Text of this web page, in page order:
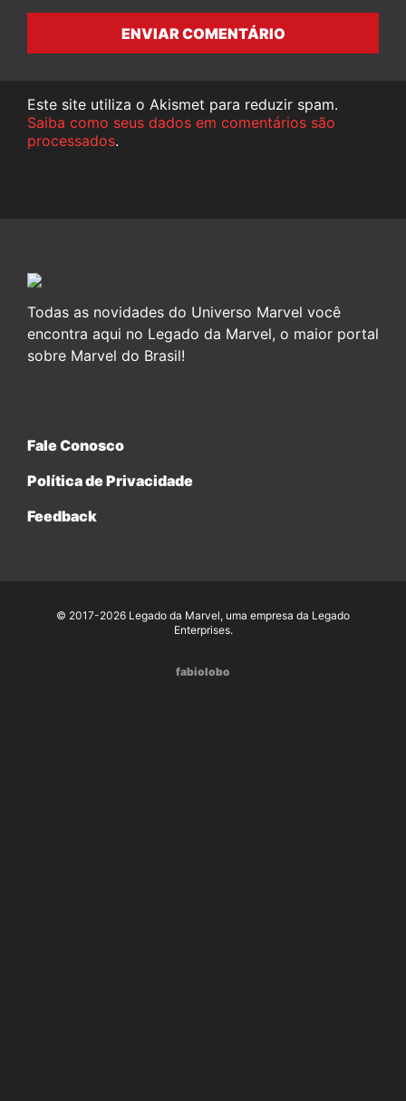
ENVIAR COMENTÁRIO
Este site utiliza o Akismet para reduzir spam.
Saiba como seus dados em comentários são
processados.
Todas as novidades do Universo Marvel você
encontra aqui no Legado da Marvel, o maior portal
sobre Marvel do Brasil!
Fale Conosco
Política de Privacidade
Feedback
© 2017-2026 Legado da Marvel, uma empresa da Legado
Enterprises.
fabiolobo